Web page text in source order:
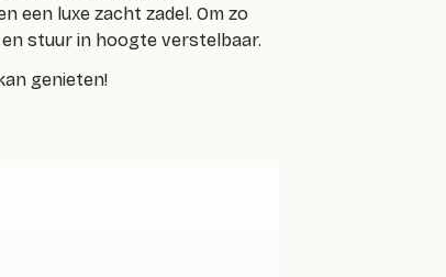
een luxe zacht zadel. Om zo
stuur in hoogte verstelbaar.
genieten!